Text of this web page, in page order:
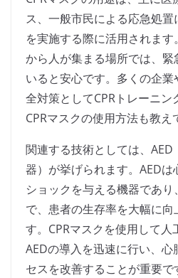
ス、一般市民による応急処
を実施する際に活用されま
から人が集まる場所では、
いると安心です。多くの企
全対策としてCPRトレーニン
CPRマスクの使用方法も教え
関連する技術としては、
器）が挙げられます。AED
ショックを与える機器であり
で、患者の生存率を大幅に向
す。CPRマスクを使用して人
AEDの導入を迅速に行い、心
セスを改善することが重要で